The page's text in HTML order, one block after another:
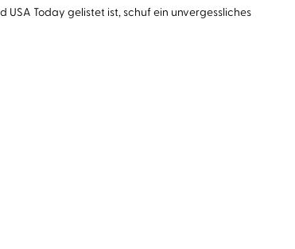
Today gelistet ist, schuf ein unvergessliches